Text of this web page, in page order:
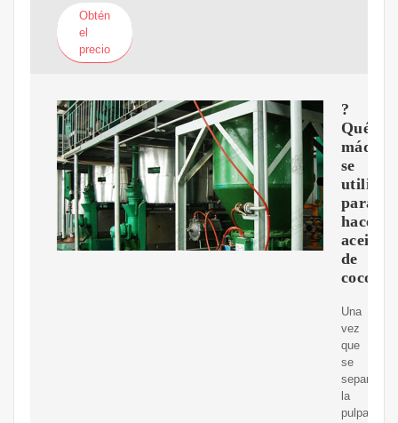
Obtén
el
precio
?
Qué
se
utiliza
para
hacer
aceite
de
coco?
Una
vez
que
se
separa
la
pulpa